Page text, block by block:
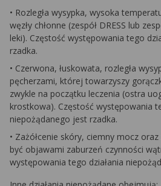
• Rozległa wysypka, wysoka
węzły chłonne (zespół DRESS lub
leki). Częstość występowania tego
rzadka.
• Czerwona, łuskowata, rozległa
pęcherzami, której towarzyszy
zwykle na początku leczenia (ostra
krostkowa). Częstość występowania
niepożądanego jest rzadka.
• Zażółcenie skóry, ciemny mocz
być objawami zaburzeń czynności
występowania tego działania